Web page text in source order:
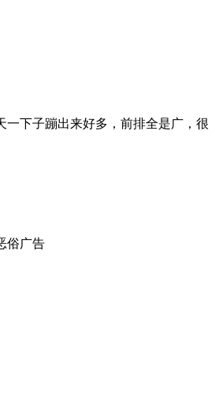
一下子蹦出来好多，前排全是广，很
俗广告